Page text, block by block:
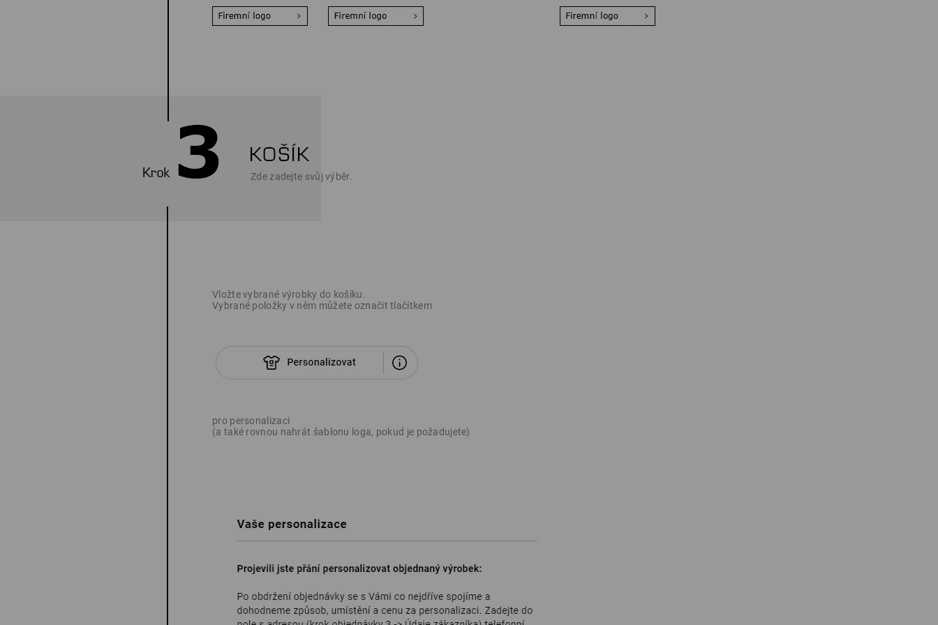
Zde zadejte svůj výběr.
Vložte vybrané výrobky do košíku.
Vybrané položky v něm můžete označit tlačítkem
pro personalizaci
(a také rovnou nahrát šablonu loga, pokud je požadujete)